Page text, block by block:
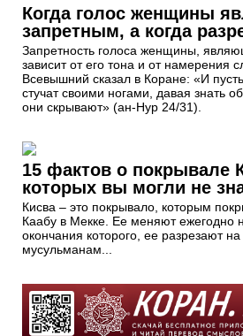
Когда голос женщины
запретным, а когда
Запретность голоса женщины,
зависит от его тона и от намерения
Всевышний сказал в Коране: «И
стучат своими ногами, давая знать
они скрывают» (ан-Нур 24/31).
15 фактов о покрывале
которых вы могли не
Кисва – это покрывало, которым
Каабу в Мекке. Ее меняют ежегодно
окончания которого, ее разрезают
мусульманам...